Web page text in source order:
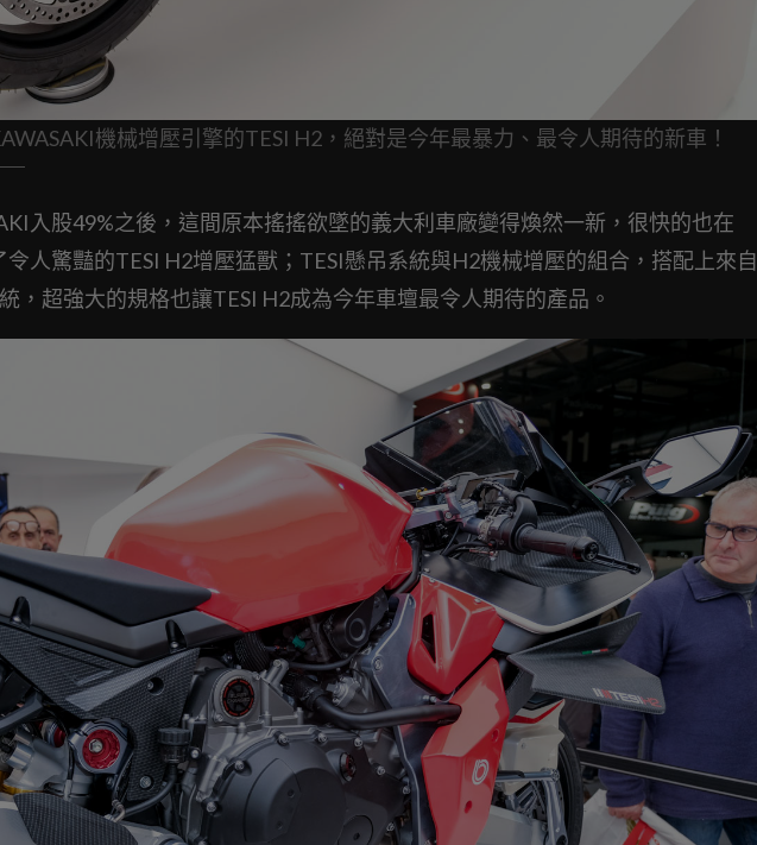
機械增壓引擎的TESI H2，絕對是今年最暴力、最令人期待的新車！
入股49%之後，這間原本搖搖欲墜的義大利車廠變得煥然一新，很快的也在
人驚豔的TESI H2增壓猛獸；TESI懸吊系統與H2機械增壓的組合，搭配上來自
，超強大的規格也讓TESI H2成為今年車壇最令人期待的產品。